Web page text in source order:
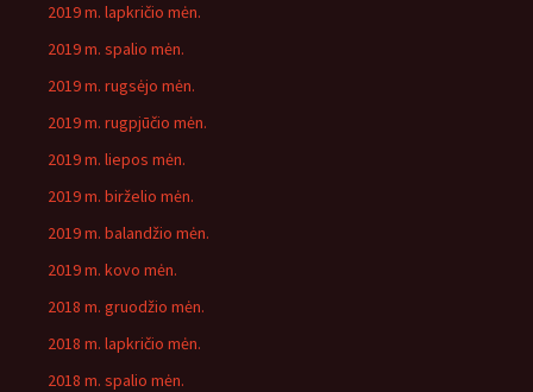
2019 m. lapkričio mėn.
2019 m. spalio mėn.
2019 m. rugsėjo mėn.
2019 m. rugpjūčio mėn.
2019 m. liepos mėn.
2019 m. birželio mėn.
2019 m. balandžio mėn.
2019 m. kovo mėn.
2018 m. gruodžio mėn.
2018 m. lapkričio mėn.
2018 m. spalio mėn.